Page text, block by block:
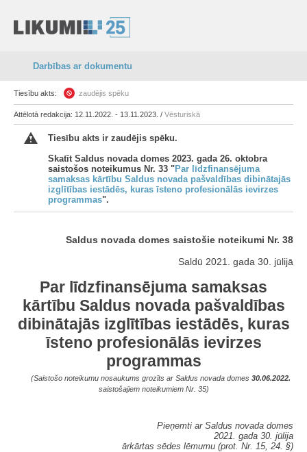
Darbības ar dokumentu
Tiesību akts: zaudējis spēku
Attēlotā redakcija: 12.11.2022. - 13.11.2023. / Vēsturiskā
Tiesību akts ir zaudējis spēku.
Skatīt Saldus novada domes 2023. gada 26. oktobra
saistošos noteikumus Nr. 33 "Par līdzfinansējuma
samaksas kārtību Saldus novada pašvaldības dibinātajās
izglītības iestādēs, kuras īsteno profesionālās ievirzes
programmas".
Saldus novada domes saistošie noteikumi Nr. 38
Saldū 2021. gada 30. jūlijā
Par līdzfinansējuma samaksas
kārtību Saldus novada pašvaldības
dibinātajās izglītības iestādēs, kuras
īsteno profesionālās ievirzes
programmas
(Saistošo noteikumu nosaukums grozīts ar Saldus novada domes 30.06.2022.
saistošajiem noteikumiem Nr. 35)
Pieņemti ar Saldus novada domes
2021. gada 30. jūlija
ārkārtas sēdes lēmumu (prot. Nr. 15, 24. §)